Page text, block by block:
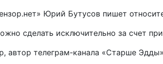
Юрий Бутусов пишет
сделать исключительно за счет
автор телеграм-канала «Старше